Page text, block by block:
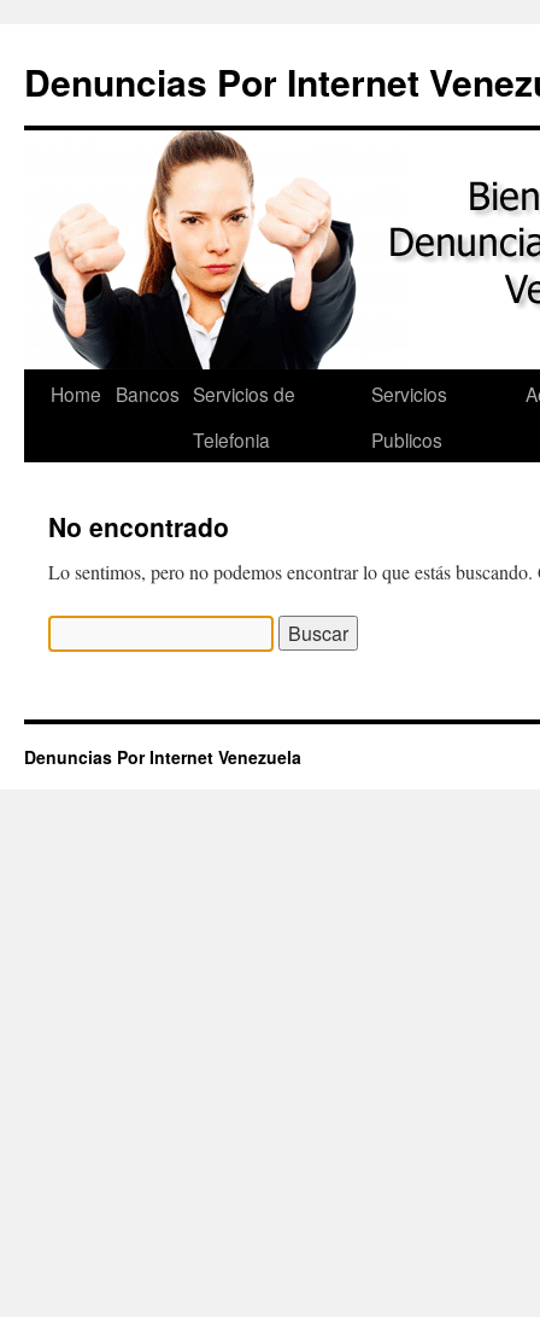
contenido
Denuncias Por Internet
Home Bancos Servicios de
Telefonia
Servicios
Publicos
No encontrado
Lo sentimos, pero no podemos encontrar lo que estás
Denuncias Por Internet Venezuela